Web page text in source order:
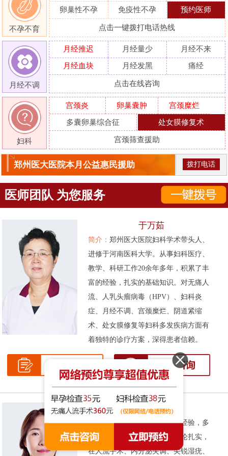
不孕不育
卵巢性不孕
免疫性不孕 预约医师
点击一键拨打电话热线
月经不调
月经推迟 月经量少
月经不来
月经血块
月经发黑 痛经
点击在线咨询
妇科
宫颈炎 卵巢囊肿
宫颈糜烂
多囊卵巢综合征
处女膜修复术
宫颈筛查援助
郑州医大医院本月公益惠民援助 拨打电话
医师团队 为您服务
于万茹
简介： 郑州医大医院妇科学术带头人、
进修于河南医科大学。从事妇科医疗、
教学、科研工作20余年多年，积累了丰
富的经验，扎实的基础知识。对无痛人
流、人乳头瘤病毒（HPV）、妇科炎
症、月经不调、宫颈糜烂、阴道紧缩
术、处女膜修复等妇科多发疾病方面有
着独特的诊疗方案，深得患者信赖。
张伟侠
简介：拥有十余年的妇科临床经验，多
次被评为先进工作者。基础理论扎实，
在人流手术、内分泌失调、尖锐湿疣、